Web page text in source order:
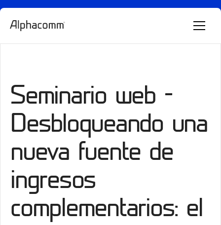
Seminario web -
Desbloqueando una
nueva fuente de
ingresos
complementarios: el